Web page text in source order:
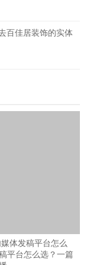
百佳居装饰的实体
体发稿平台怎么
平台怎么选？一篇